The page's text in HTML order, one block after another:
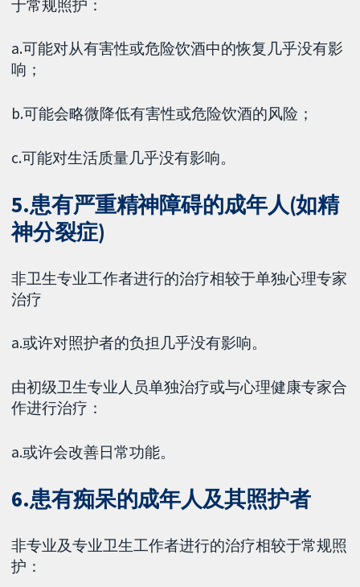
于常规照护：
a.可能对从有害性或危险饮酒中的恢复几乎没有影
响；
b.可能会略微降低有害性或危险饮酒的风险；
c.可能对生活质量几乎没有影响。
5.患有严重精神障碍的成年人(如精
神分裂症)
非卫生专业工作者进行的治疗相较于单独心理专家
治疗
a.或许对照护者的负担几乎没有影响。
由初级卫生专业人员单独治疗或与心理健康专家合
作进行治疗：
a.或许会改善日常功能。
6.患有痴呆的成年人及其照护者
非专业及专业卫生工作者进行的治疗相较于常规照
护：